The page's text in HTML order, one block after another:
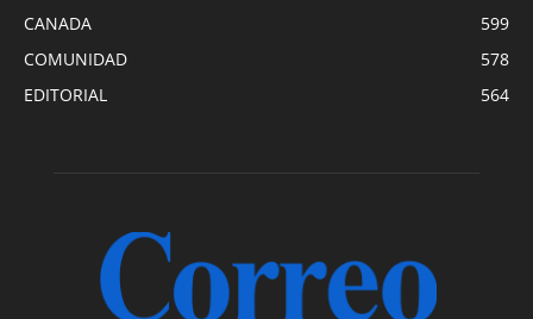
CANADA
599
COMUNIDAD
578
EDITORIAL
564